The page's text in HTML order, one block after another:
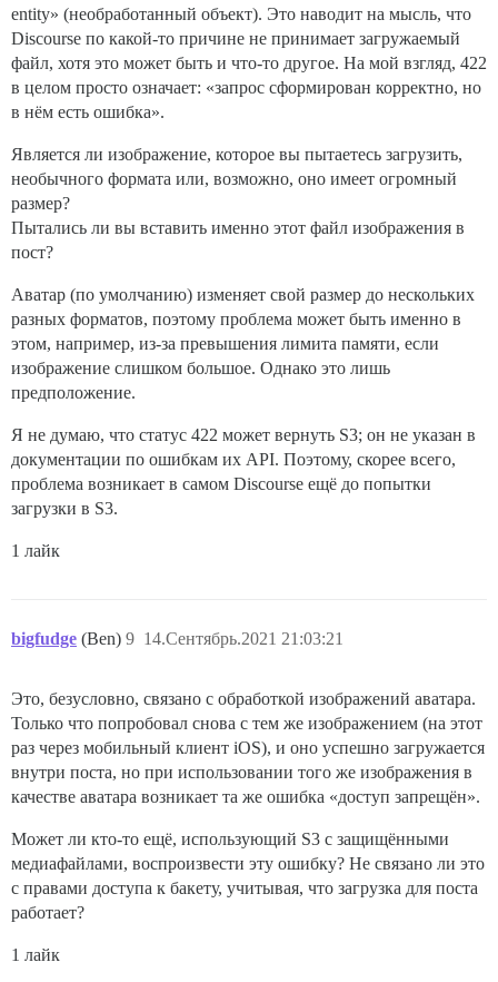
entity» (необработанный объект). Это наводит на мысль, что
Discourse по какой-то причине не принимает загружаемый
файл, хотя это может быть и что-то другое. На мой взгляд, 422
в целом просто означает: «запрос сформирован корректно, но
в нём есть ошибка».
Является ли изображение, которое вы пытаетесь загрузить,
необычного формата или, возможно, оно имеет огромный
размер?
Пытались ли вы вставить именно этот файл изображения в
пост?
Аватар (по умолчанию) изменяет свой размер до нескольких
разных форматов, поэтому проблема может быть именно в
этом, например, из-за превышения лимита памяти, если
изображение слишком большое. Однако это лишь
предположение.
Я не думаю, что статус 422 может вернуть S3; он не указан в
документации по ошибкам их API. Поэтому, скорее всего,
проблема возникает в самом Discourse ещё до попытки
загрузки в S3.
1 лайк
bigfudge (Ben) 14.Сентябрь.2021 21:03:21
9
Это, безусловно, связано с обработкой изображений аватара.
Только что попробовал снова с тем же изображением (на этот
раз через мобильный клиент iOS), и оно успешно загружается
внутри поста, но при использовании того же изображения в
качестве аватара возникает та же ошибка «доступ запрещён».
Может ли кто-то ещё, использующий S3 с защищёнными
медиафайлами, воспроизвести эту ошибку? Не связано ли это
с правами доступа к бакету, учитывая, что загрузка для поста
работает?
1 лайк